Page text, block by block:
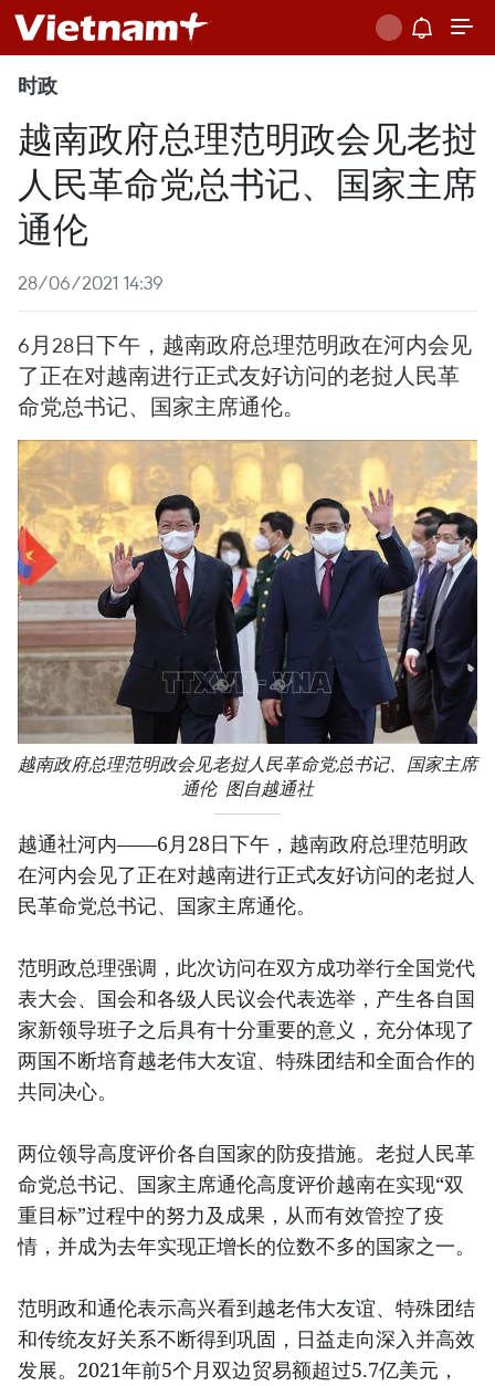
时政
越南政府总理范明政会见老挝
人民革命党总书记、国家主席
通伦
28/06/2021 14:39
6月28日下午，越南政府总理范明政在河内会见
了正在对越南进行正式友好访问的老挝人民革
命党总书记、国家主席通伦。
越南政府总理范明政会见老挝人民革命党总书记、国家主席
通伦 图自越通社
越通社河内——6月28日下午，越南政府总理范明政
在河内会见了正在对越南进行正式友好访问的老挝人
民革命党总书记、国家主席通伦。
范明政总理强调，此次访问在双方成功举行全国党代
表大会、国会和各级人民议会代表选举，产生各自国
家新领导班子之后具有十分重要的意义，充分体现了
两国不断培育越老伟大友谊、特殊团结和全面合作的
共同决心。
两位领导高度评价各自国家的防疫措施。老挝人民革
命党总书记、国家主席通伦高度评价越南在实现“双
重目标”过程中的努力及成果，从而有效管控了疫
情，并成为去年实现正增长的位数不多的国家之一。
范明政和通伦表示高兴看到越老伟大友谊、特殊团结
和传统友好关系不断得到巩固，日益走向深入并高效
发展。2021年前5个月双边贸易额超过5.7亿美元，